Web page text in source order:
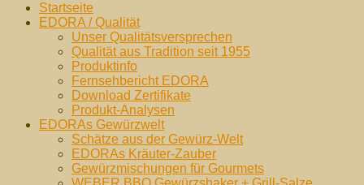
oben
Startseite
EDORA / Qualität
Unser Qualitätsversprechen
Qualität aus Tradition seit 1955
Produktinfo
Fernsehbericht EDORA
Download Zertifikate
Produkt-Analysen
EDORAs Gewürzwelt
Schätze aus der Gewürz-Welt
EDORAs Kräuter-Zauber
Gewürzmischungen für Gourmets